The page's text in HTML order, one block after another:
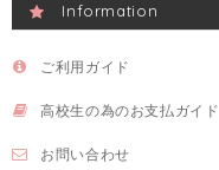
Information
ご利用ガイド
高校生の為のお支払ガイド
お問い合わせ